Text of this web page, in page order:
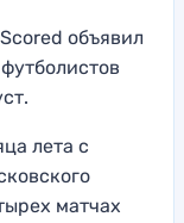
объявил
лета с
матчах